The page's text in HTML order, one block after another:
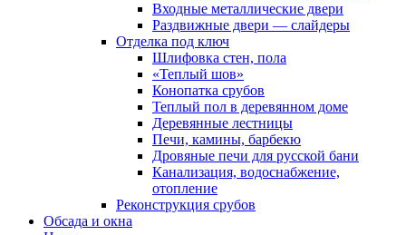
Входные металлические двери
Раздвижные двери — слайдеры
Отделка под ключ
Шлифовка стен, пола
«Теплый шов»
Конопатка срубов
Теплый пол в деревянном доме
Деревянные лестницы
Печи, камины, барбекю
Дровяные печи для русской бани
Канализация, водоснабжение,
отопление
Реконструкция срубов
Обсада и окна